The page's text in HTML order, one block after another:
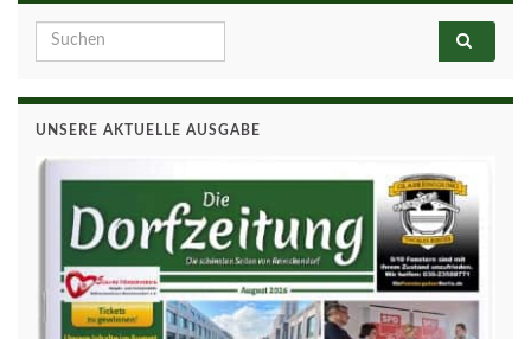
Search for:
UNSERE AKTUELLE AUSGABE